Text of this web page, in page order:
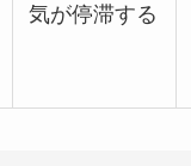
気が停滞する